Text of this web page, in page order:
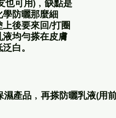
也可用)﹐缺點是
防曬那麼細
後要來回/打圈
液均勻搽在皮膚
白。
濕產品﹐再搽防曬乳液(用